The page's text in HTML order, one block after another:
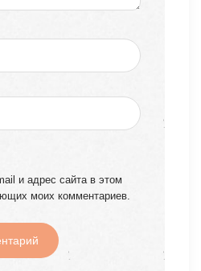
и адрес сайта в этом
моих комментариев.